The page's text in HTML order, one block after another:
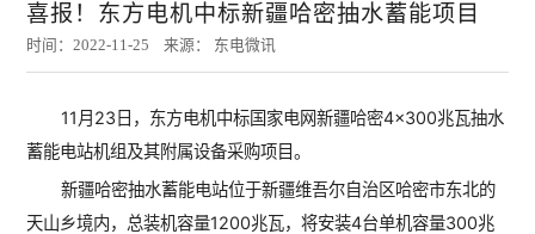
喜报！东方电机中标新疆哈密抽水蓄能项目
时间：2022-11-25 来源： 东电微讯
11月23日，东方电机中标国家电网新疆哈密4×300兆瓦抽水
蓄能电站机组及其附属设备采购项目。
新疆哈密抽水蓄能电站位于新疆维吾尔自治区哈密市东北的
天山乡境内，总装机容量1200兆瓦，将安装4台单机容量300兆